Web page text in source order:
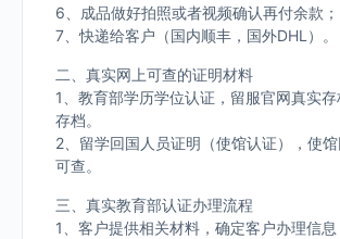
6、成品做好拍照或者视频确认再付余款；
7、快递给客户（国内顺丰，国外DHL）。
二、真实网上可查的证明材料
1、教育部学历学位认证，留服官网真实存
存档。
2、留学回国人员证明（使馆认证），使
可查。
三、真实教育部认证办理流程
1、客户提供相关材料，确定客户办理信